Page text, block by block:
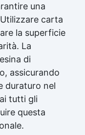
una
carta
la superficie
La
di
assicurando
duraturo nel
tutti gli
questa